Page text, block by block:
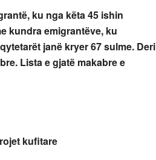
ku nga këta 45 ishin
kundra emigrantëve, ku
janë kryer 67 sulme. Deri
Lista e gjatë makabre e
kufitare